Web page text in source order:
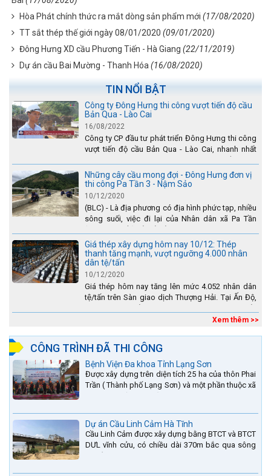
Hòa Phát chính thức ra mắt dòng sản phẩm mới (17/08/2020)
TT sắt thép thế giới ngày 08/01/2020 (09/01/2020)
Đông Hưng XD cầu Phương Tiến - Hà Giang (22/11/2019)
Dự án cầu Bai Mường - Thanh Hóa (16/08/2020)
TIN NỔI BẬT
Công ty Đông Hưng thi công vượt tiến độ cầu
Bản Qua - Lào Cai
16/08/2022
Công ty CP đầu tư phát triển Đông Hưng thi công
vượt tiến độ cầu Bản Qua - Lào Cai, nhanh nhất
Lào Cai.
Những cây cầu mong đợi - Đông Hưng đơn vị
thi công Pa Tần 3 - Nậm Sảo
10/12/2020
(BLC) - Là địa phương có địa hình phức tạp, nhiều
sông suối, việc đi lại của Nhân dân xã Pa Tần
lũ....
Giá thép xây dựng hôm nay 10/12: Thép
thanh tăng mạnh, vượt ngưỡng 4.000 nhân
dân tệ/tấn
10/12/2020
Giá thép hôm nay tăng lên mức 4.052 nhân dân
tệ/tấn trên Sàn giao dịch Thượng Hải. Tại Ấn Độ,
Xem thêm >>
CÔNG TRÌNH ĐÃ THI CÔNG
Bệnh Viện Đa khoa Tỉnh Lạng Sơn
Được xây dựng trên diện tích 25 ha của thôn Phai
Trần ( Thành phố Lạng Sơn) và một phần thuộc xã
Dự án Cầu Linh Cảm Hà Tĩnh
Cầu Linh Cảm được xây dựng bằng BTCT và BTCT
DƯL vĩnh cửu, có chiều dài 370m bắc qua sông